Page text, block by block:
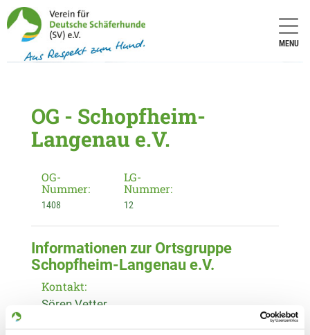
MENU
OG - Schopfheim-
Langenau e.V.
OG-
Nummer:
1408
LG-
Nummer:
12
Informationen zur Ortsgruppe
Schopfheim-Langenau e.V.
Kontakt:
Sören Vetter